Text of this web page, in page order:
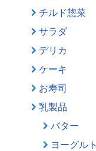
チルド惣菜
サラダ
デリカ
ケーキ
お寿司
乳製品
バター
ヨーグルト